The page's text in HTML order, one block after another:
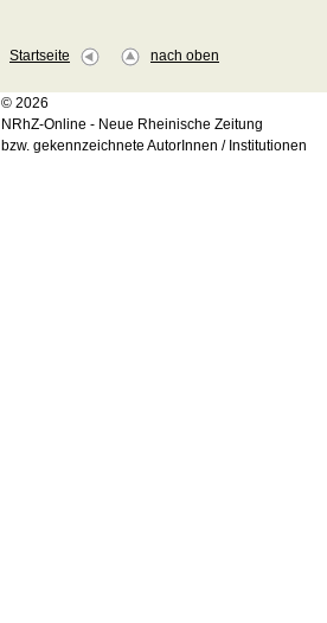
Startseite nach oben
© 2026
NRhZ-Online - Neue Rheinische Zeitung
bzw. gekennzeichnete AutorInnen / Institutionen